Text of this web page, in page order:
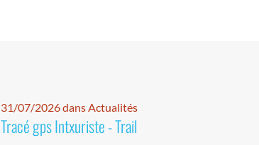
31/07/2026 dans Actualités
Tracé gps Intxuriste - Trail